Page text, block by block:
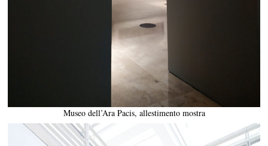
Museo dell’Ara Pacis, allestimento mostra